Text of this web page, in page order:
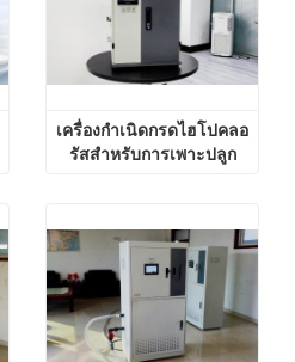
เครื่องกำเนิดกรดไฮโปคลอ
รัสสำหรับการเพาะปลูก